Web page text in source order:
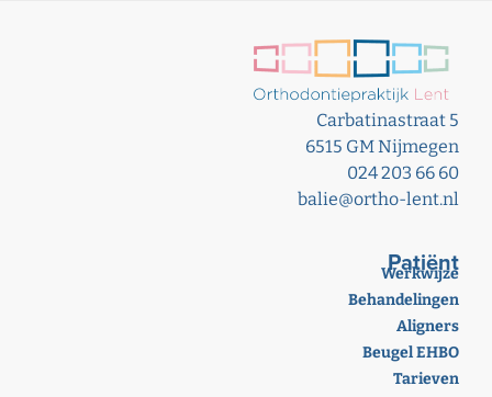
Carbatinastraat 5
6515 GM Nijmegen
024 203 66 60
balie@ortho-lent.nl
Patiënt
Werkwijze
Behandelingen
Aligners
Beugel EHBO
Tarieven